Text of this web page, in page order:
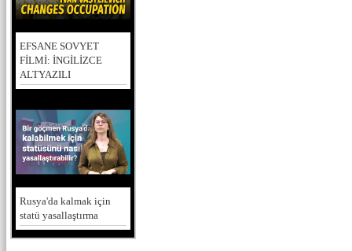
EFSANE SOVYET
FİLMİ: İNGİLİZCE
ALTYAZILI
Rusya'da kalmak için
statü yasallaştırma